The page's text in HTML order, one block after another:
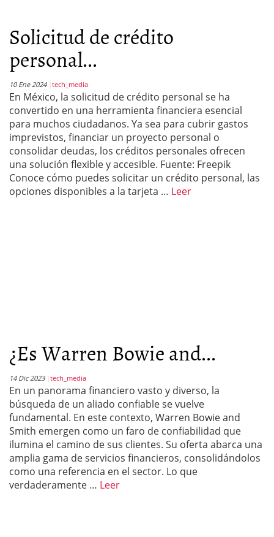
Solicitud de crédito
personal...
10 Ene 2024 tech_media
En México, la solicitud de crédito personal se ha
convertido en una herramienta financiera esencial
para muchos ciudadanos. Ya sea para cubrir gastos
imprevistos, financiar un proyecto personal o
consolidar deudas, los créditos personales ofrecen
una solución flexible y accesible. Fuente: Freepik
Conoce cómo puedes solicitar un crédito personal, las
opciones disponibles a la tarjeta … Leer
¿Es Warren Bowie and...
14 Dic 2023 tech_media
En un panorama financiero vasto y diverso, la
búsqueda de un aliado confiable se vuelve
fundamental. En este contexto, Warren Bowie and
Smith emergen como un faro de confiabilidad que
ilumina el camino de sus clientes. Su oferta abarca una
amplia gama de servicios financieros, consolidándolos
como una referencia en el sector. Lo que
verdaderamente … Leer